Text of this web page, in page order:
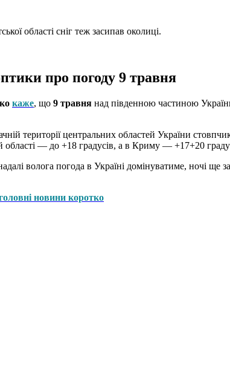
області сніг теж засипав околиці.
про погоду 9 травня
каже, що 9 травня над південною частиною
території центральних областей України
області — до +18 градусів, а в Криму — +17+20
волога погода в Україні домінуватиме, ночі ще
новини коротко